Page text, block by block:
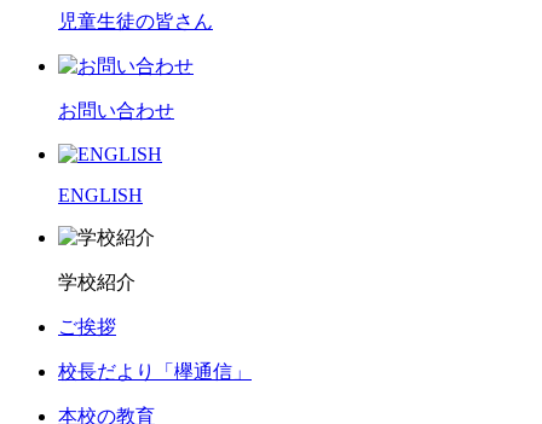
児童生徒の皆さん
お問い合わせ
ENGLISH
学校紹介
ご挨拶
校長だより「欅通信」
本校の教育